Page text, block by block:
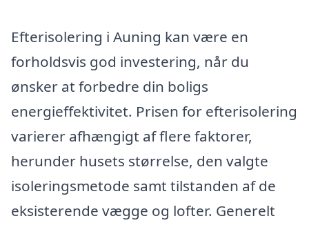
Efterisolering i Auning kan være en
forholdsvis god investering, når du
ønsker at forbedre din boligs
energieffektivitet. Prisen for efterisolering
varierer afhængigt af flere faktorer,
herunder husets størrelse, den valgte
isoleringsmetode samt tilstanden af de
eksisterende vægge og lofter. Generelt